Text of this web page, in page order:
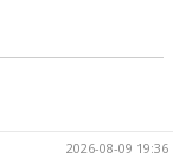
2026-08-09 19:36